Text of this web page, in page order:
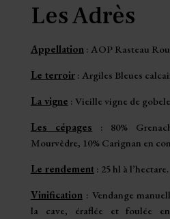
Les Adrès
Appellation: AOP Rasteau
Le terroir: Argiles Bleues
La vigne : Vieille vigne de
Les cépages : 80%
Mourvèdre, 10% Carignan en
Le rendement: 25 hl à l’hectare.
Vinification : Vendange
la cave, éraflée et foulée